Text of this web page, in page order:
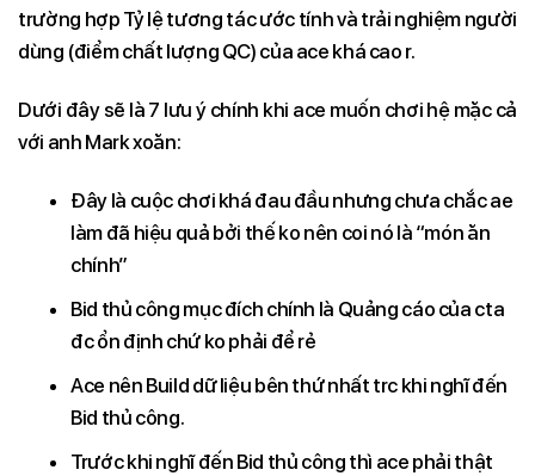
trường hợp Tỷ lệ tương tác ước tính và trải nghiệm người
dùng (điểm chất lượng QC) của ace khá cao r.
Dưới đây sẽ là 7 lưu ý chính khi ace muốn chơi hệ mặc cả
với anh Mark xoăn:
Đây là cuộc chơi khá đau đầu nhưng chưa chắc ae
làm đã hiệu quả bởi thế ko nên coi nó là “món ăn
chính”
Bid thủ công mục đích chính là Quảng cáo của cta
đc ổn định chứ ko phải để rẻ
Ace nên Build dữ liệu bên thứ nhất trc khi nghĩ đến
Bid thủ công.
Trước khi nghĩ đến Bid thủ công thì ace phải thật